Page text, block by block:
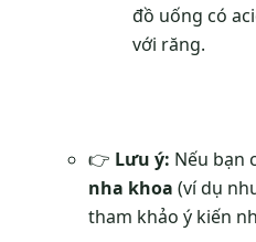
đồ uống có
với răng.
👉 Lưu ý: Nếu bạn
nha khoa (ví dụ
tham khảo ý kiến